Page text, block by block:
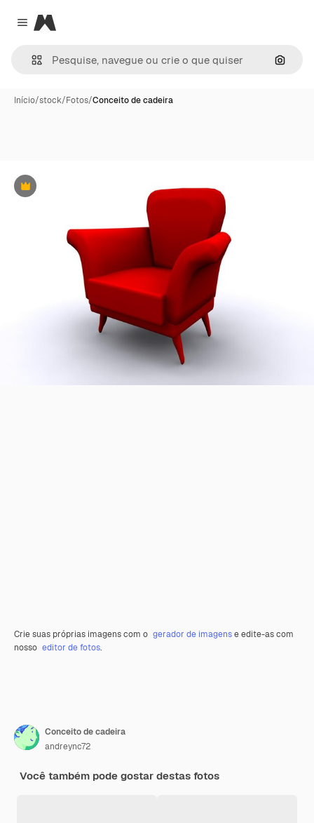
Close menu
Magnific
Início/stock/Fotos/Conceito de cadeira
Premium
Crie suas próprias imagens com o gerador de imagense edite-as com
nosso editor de fotos.
Conceito de cadeira
andreync72
Você também pode gostar destas fotos